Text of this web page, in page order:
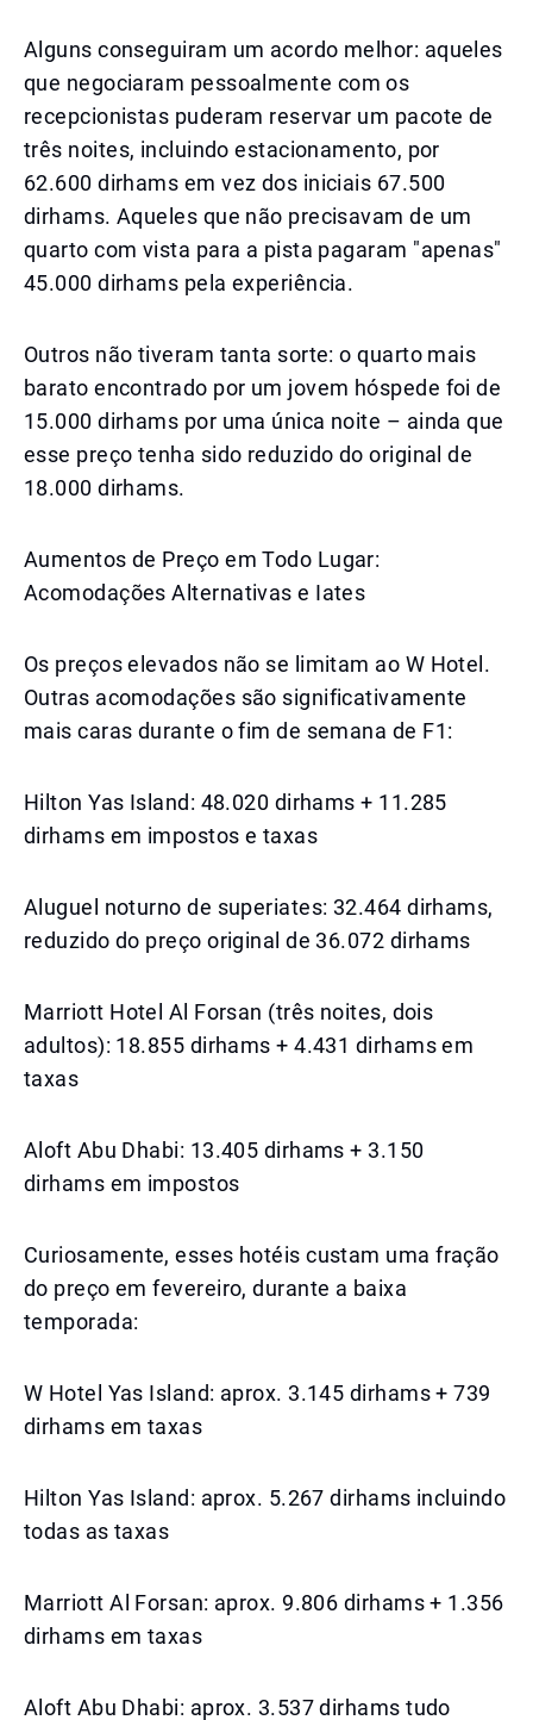
Alguns conseguiram um acordo melhor: aqueles
que negociaram pessoalmente com os
recepcionistas puderam reservar um pacote de
três noites, incluindo estacionamento, por
62.600 dirhams em vez dos iniciais 67.500
dirhams. Aqueles que não precisavam de um
quarto com vista para a pista pagaram "apenas"
45.000 dirhams pela experiência.
Outros não tiveram tanta sorte: o quarto mais
barato encontrado por um jovem hóspede foi de
15.000 dirhams por uma única noite – ainda que
esse preço tenha sido reduzido do original de
18.000 dirhams.
Aumentos de Preço em Todo Lugar:
Acomodações Alternativas e Iates
Os preços elevados não se limitam ao W Hotel.
Outras acomodações são significativamente
mais caras durante o fim de semana de F1:
Hilton Yas Island: 48.020 dirhams + 11.285
dirhams em impostos e taxas
Aluguel noturno de superiates: 32.464 dirhams,
reduzido do preço original de 36.072 dirhams
Marriott Hotel Al Forsan (três noites, dois
adultos): 18.855 dirhams + 4.431 dirhams em
taxas
Aloft Abu Dhabi: 13.405 dirhams + 3.150
dirhams em impostos
Curiosamente, esses hotéis custam uma fração
do preço em fevereiro, durante a baixa
temporada:
W Hotel Yas Island: aprox. 3.145 dirhams + 739
dirhams em taxas
Hilton Yas Island: aprox. 5.267 dirhams incluindo
todas as taxas
Marriott Al Forsan: aprox. 9.806 dirhams + 1.356
dirhams em taxas
Aloft Abu Dhabi: aprox. 3.537 dirhams tudo